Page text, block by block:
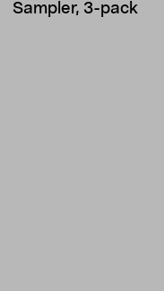
Sampler, 3-pack